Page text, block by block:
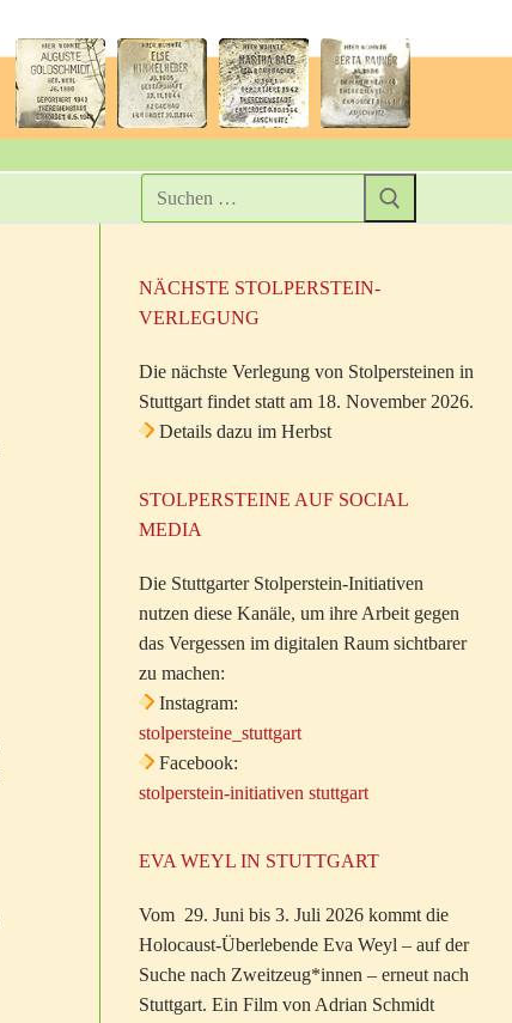
NÄCHSTE STOLPERSTEIN-
VERLEGUNG
Die nächste Verlegung von Stolpersteinen in
Stuttgart findet statt am 18. November 2026.
Details dazu im Herbst
STOLPERSTEINE AUF SOCIAL
MEDIA
Die Stuttgarter Stolperstein-Initiativen
nutzen diese Kanäle, um ihre Arbeit gegen
das Vergessen im digitalen Raum sichtbarer
zu machen:
Instagram:
stolpersteine_stuttgart
Facebook:
stolperstein-initiativen stuttgart
EVA WEYL IN STUTTGART
Vom 29. Juni bis 3. Juli 2026 kommt die
Holocaust-Überlebende Eva Weyl – auf der
Suche nach Zweitzeug*innen – erneut nach
Stuttgart. Ein Film von Adrian Schmidt